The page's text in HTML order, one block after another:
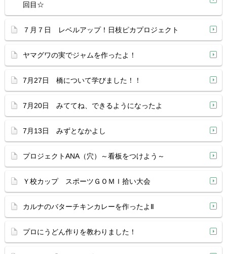
回目☆
７月７日 レベルアップ！日枝ピカプロジェクト
ヤマグワの実でジャムを作ったよ！
7月27日 橋について学びました！！
7月20日 みててね、できるようになったよ
7月13日 みずとなかよし
プロジェクトANA（穴）～看板をつけよう～
Ｙ校カップ スポーツＧＯＭＩ拾い大会
カルナのバターチキンカレーを作ったよⅡ
プロにうどん作りを教わりました！